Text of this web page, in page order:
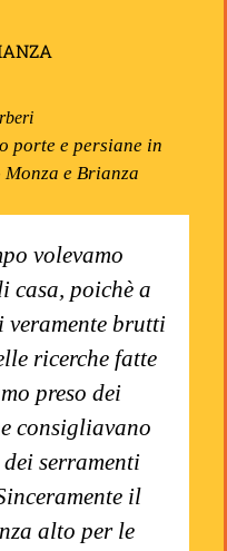
volevamo
casa, poichè a
veramente brutti
ricerche fatte
preso dei
consigliavano
serramenti
il
alto per le
porte e persiane in
e Brianza